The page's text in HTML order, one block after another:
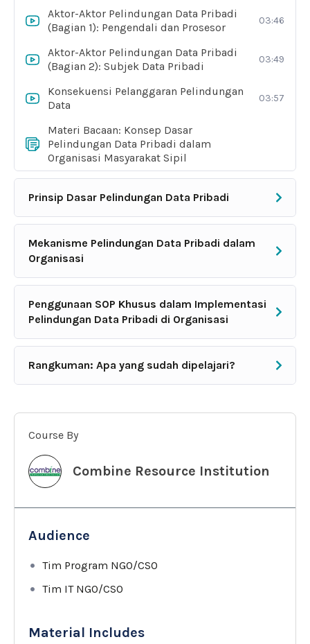
Aktor-Aktor Pelindungan Data Pribadi
(Bagian 1): Pengendali dan Prosesor
03:46
Aktor-Aktor Pelindungan Data Pribadi
(Bagian 2): Subjek Data Pribadi
03:49
Konsekuensi Pelanggaran Pelindungan
Data
03:57
Materi Bacaan: Konsep Dasar
Pelindungan Data Pribadi dalam
Organisasi Masyarakat Sipil
Prinsip Dasar Pelindungan Data Pribadi
Mekanisme Pelindungan Data Pribadi dalam
Organisasi
Penggunaan SOP Khusus dalam Implementasi
Pelindungan Data Pribadi di Organisasi
Rangkuman: Apa yang sudah dipelajari?
Course By
Combine Resource Institution
Audience
Tim Program NGO/CSO
Tim IT NGO/CSO
Material Includes